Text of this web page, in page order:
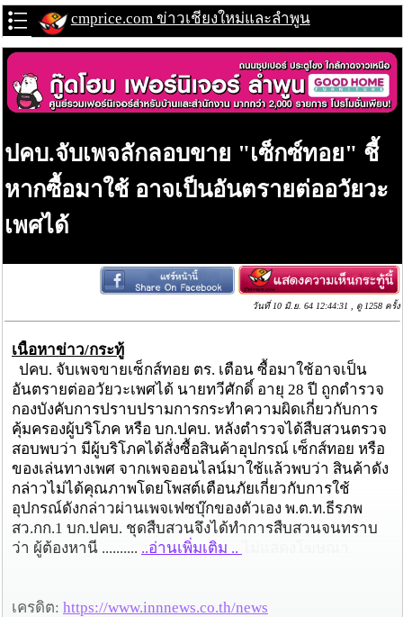
cmprice.com ข่าวเชียงใหม่และลำพูน
ปคบ.จับเพจลักลอบขาย "เซ็กซ์ทอย" ชี้
หากซื้อมาใช้ อาจเป็นอันตรายต่ออวัยวะ
เพศได้
วันที่ 10 มิ.ย. 64 12:44:31 , ดู 1258 ครั้ง
เนื้อหาข่าว/กระทู้
ปคบ. จับเพจขายเซ็กส์ทอย ตร. เตือน ซื้อมาใช้อาจเป็น
อันตรายต่ออวัยวะเพศได้ นายทวีศักดิ์ อายุ 28 ปี ถูกตำรวจ
กองบังคับการปราบปรามการกระทำความผิดเกี่ยวกับการ
คุ้มครองผู้บริโภค หรือ บก.ปคบ. หลังตำรวจได้สืบสวนตรวจ
สอบพบว่า มีผู้บริโภคได้สั่งซื้อสินค้าอุปกรณ์ เซ็กส์ทอย หรือ
ของเล่นทางเพศ จากเพจออนไลน์มาใช้แล้วพบว่า สินค้าดัง
กล่าวไม่ได้คุณภาพโดยโพสต์เตือนภัยเกี่ยวกับการใช้
อุปกรณ์ดังกล่าวผ่านเพจเฟซบุ๊กของตัวเอง พ.ต.ท.ธีรภพ
สว.กก.1 บก.ปคบ. ชุดสืบสวนจึงได้ทำการสืบสวนจนทราบ
ว่า ผู้ต้องหานี .......... ..อ่านเพิ่มเติม ..
เครดิต: https://www.innnews.co.th/news